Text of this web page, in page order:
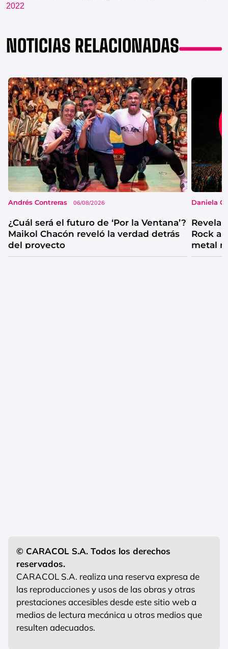
2022
NOTICIAS RELACIONADAS
Andrés Contreras 06/08/2026
¿Cuál será el futuro de ‘Por la Ventana’?
Maikol Chacón reveló la verdad detrás
del proyecto
Daniela
Rock al
metal
© CARACOL S.A. Todos los derechos
reservados.
CARACOL S.A. realiza una reserva expresa de
las reproducciones y usos de las obras y otras
prestaciones accesibles desde este sitio web a
medios de lectura mecánica u otros medios que
resulten adecuados.